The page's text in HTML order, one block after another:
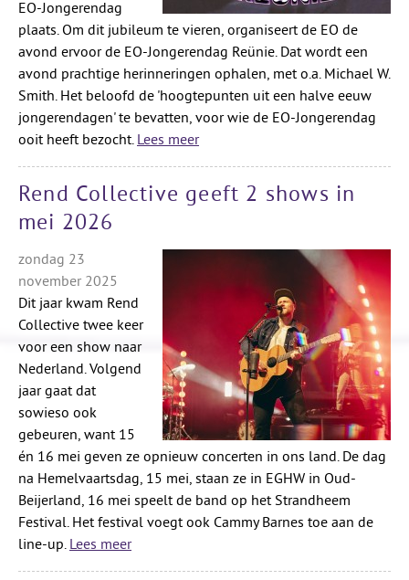
EO-Jongerendag
plaats. Om dit jubileum te vieren, organiseert de EO de
avond ervoor de EO-Jongerendag Reünie. Dat wordt een
avond prachtige herinneringen ophalen, met o.a. Michael W.
Smith. Het beloofd de 'hoogtepunten uit een halve eeuw
jongerendagen' te bevatten, voor wie de EO-Jongerendag
ooit heeft bezocht. Lees meer
Rend Collective geeft 2 shows in
mei 2026
zondag 23
november 2025
Dit jaar kwam Rend
Collective twee keer
voor een show naar
Nederland. Volgend
jaar gaat dat
sowieso ook
gebeuren, want 15
én 16 mei geven ze opnieuw concerten in ons land. De dag
na Hemelvaartsdag, 15 mei, staan ze in EGHW in Oud-
Beijerland, 16 mei speelt de band op het Strandheem
Festival. Het festival voegt ook Cammy Barnes toe aan de
line-up. Lees meer